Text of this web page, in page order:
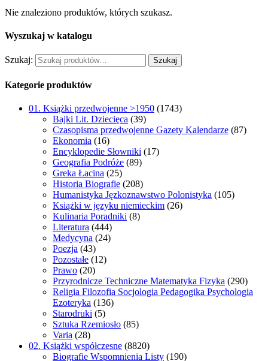
Nie znaleziono produktów, których szukasz.
Wyszukaj w katalogu
Szukaj: Szukaj
Kategorie produktów
01. Książki przedwojenne >1950 (1743)
Bajki Lit. Dziecięca (39)
Czasopisma przedwojenne Gazety Kalendarze (87)
Ekonomia (16)
Encyklopedie Słowniki (17)
Geografia Podróże (89)
Greka Łacina (25)
Historia Biografie (208)
Humanistyka Jęzkoznawstwo Polonistyka (105)
Książki w języku niemieckim (26)
Kulinaria Poradniki (8)
Literatura (444)
Medycyna (24)
Poezja (43)
Pozostałe (12)
Prawo (20)
Przyrodnicze Techniczne Matematyka Fizyka (290)
Religia Filozofia Socjologia Pedagogika Psychologia
Ezoteryka (136)
Starodruki (5)
Sztuka Rzemiosło (85)
Varia (28)
02. Książki współczesne (8820)
Biografie Wspomnienia Listy (190)